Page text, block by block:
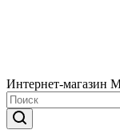
Интернет-магазин